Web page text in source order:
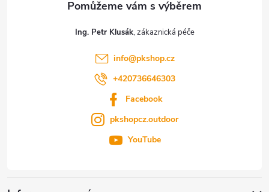
Ing. Petr Klusák
info@pkshop.cz
+420736646303
Facebook
pkshopcz.outdoor
YouTube